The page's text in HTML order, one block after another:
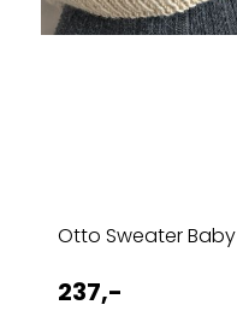
Otto Sweater Baby
237,-